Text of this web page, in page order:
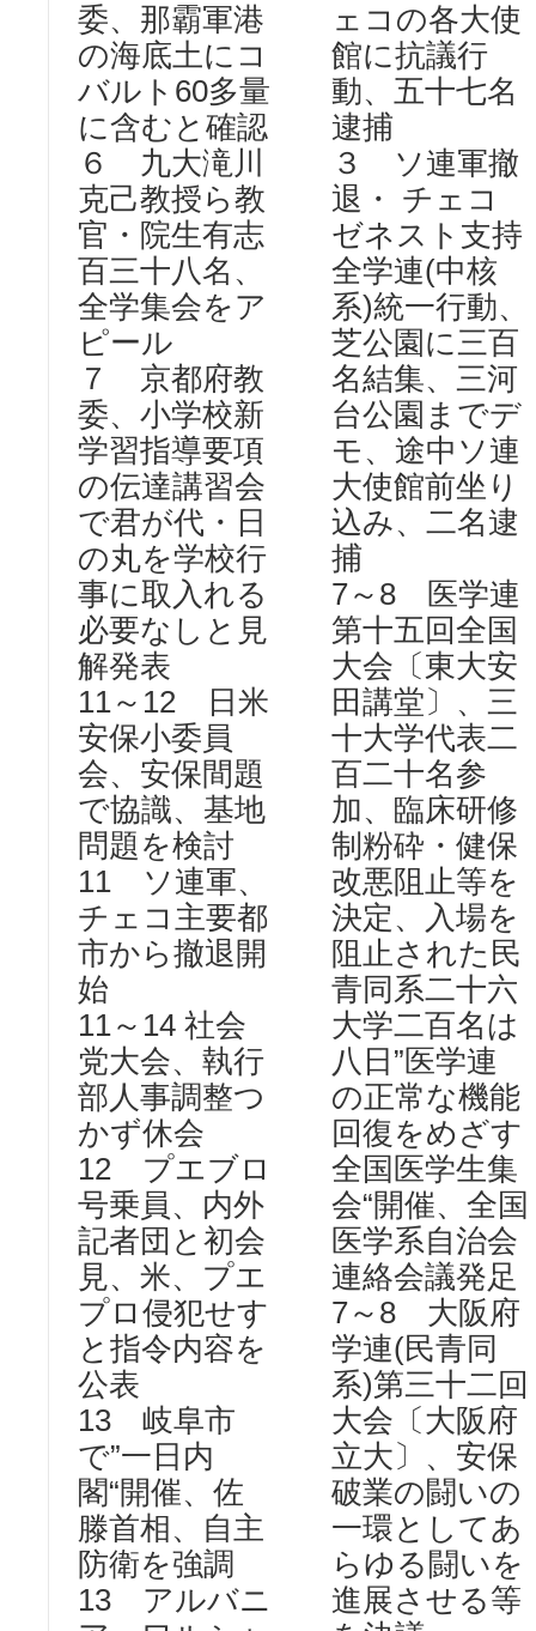
委、那霸軍港
の海底土にコ
バルト60多量
に含むと確認
６ 九大滝川
克己教授ら教
官・院生有志
百三十八名、
全学集会をア
ピール
７ 京都府教
委、小学校新
学習指導要項
の伝達講習会
で君が代・日
の丸を学校行
事に取入れる
必要なしと見
解発表
11～12 日米
安保小委員
会、安保間題
で協識、基地
問題を検討
11 ソ連軍、
チェコ主要都
市から撤退開
始
11～14 社会
党大会、執行
部人事調整つ
かず休会
12 プエブロ
号乗員、内外
記者団と初会
見、米、プエ
プロ侵犯せす
と指令内容を
公表
13 岐阜市
で”一日内
閣“開催、佐
滕首相、自主
防衛を強調
13 アルバニ
ェコの各大使
館に抗議行
動、五十七名
逮捕
３ ソ連軍撤
退・ チェコ
ゼネスト支持
全学連(中核
系)統一行動、
芝公園に三百
名結集、三河
台公園までデ
モ、途中ソ連
大使館前坐り
込み、二名逮
捕
7～8 医学連
第十五回全国
大会〔東大安
田講堂〕、三
十大学代表二
百二十名参
加、臨床研修
制粉砕・健保
改悪阻止等を
決定、入場を
阻止された民
青同系二十六
大学二百名は
八日”医学連
の正常な機能
回復をめざす
全国医学生集
会“開催、全国
医学系自治会
連絡会議発足
7～8 大阪府
学連(民青同
系)第三十二回
大会〔大阪府
立大〕、安保
破業の闘いの
一環としてあ
らゆる闘いを
進展させる等